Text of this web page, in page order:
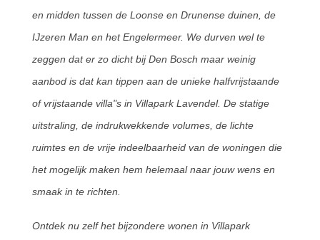
en midden tussen de Loonse en Drunense duinen, de
IJzeren Man en het Engelermeer. We durven wel te
zeggen dat er zo dicht bij Den Bosch maar weinig
aanbod is dat kan tippen aan de unieke halfvrijstaande
of vrijstaande villa"s in Villapark Lavendel. De statige
uitstraling, de indrukwekkende volumes, de lichte
ruimtes en de vrije indeelbaarheid van de woningen die
het mogelijk maken hem helemaal naar jouw wens en
smaak in te richten.
Ontdek nu zelf het bijzondere wonen in Villapark